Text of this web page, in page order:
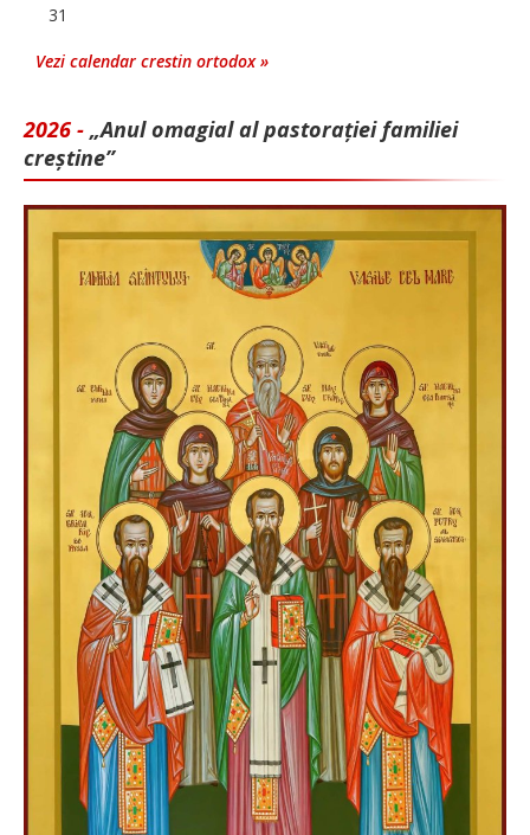
31
Vezi calendar crestin ortodox »
2026 - „Anul omagial al pastorației familiei
creștine”